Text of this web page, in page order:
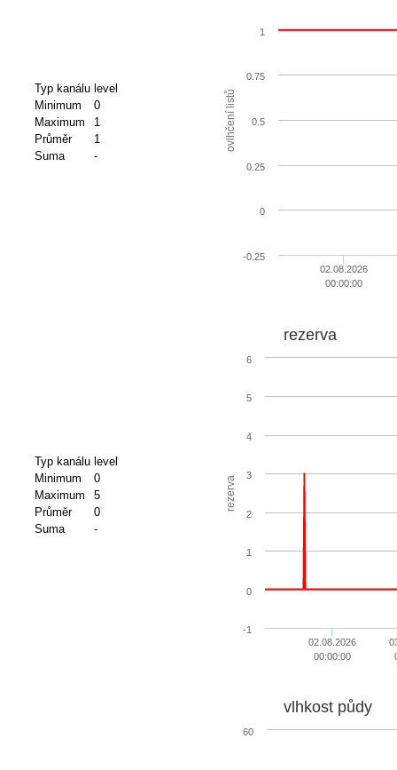
Typ kanálu level
Minimum
0
Maximum
1
Průměr
1
Suma
-
ovlhčení listů
02.08.2026
00:00:00
-0.25
0
0.25
0.5
0.75
1
Typ kanálu level
Minimum
0
Maximum
5
Průměr
0
Suma
-
rezerva
rezerva
02.08.2026
00:00:00
-1
0
1
2
3
4
5
6
vlhkost půdy
60